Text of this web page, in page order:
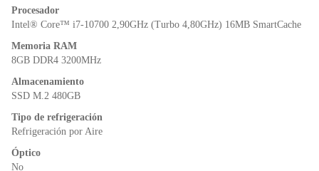
o
k
p dl
y
Procesador
Intel® Core™ i7-10700 2,90GHz (Turbo 4,80GHz) 16MB SmartCache
Memoria RAM
8GB DDR4 3200MHz
Almacenamiento
SSD M.2 480GB
Tipo de refrigeración
Refrigeración por Aire
Óptico
No